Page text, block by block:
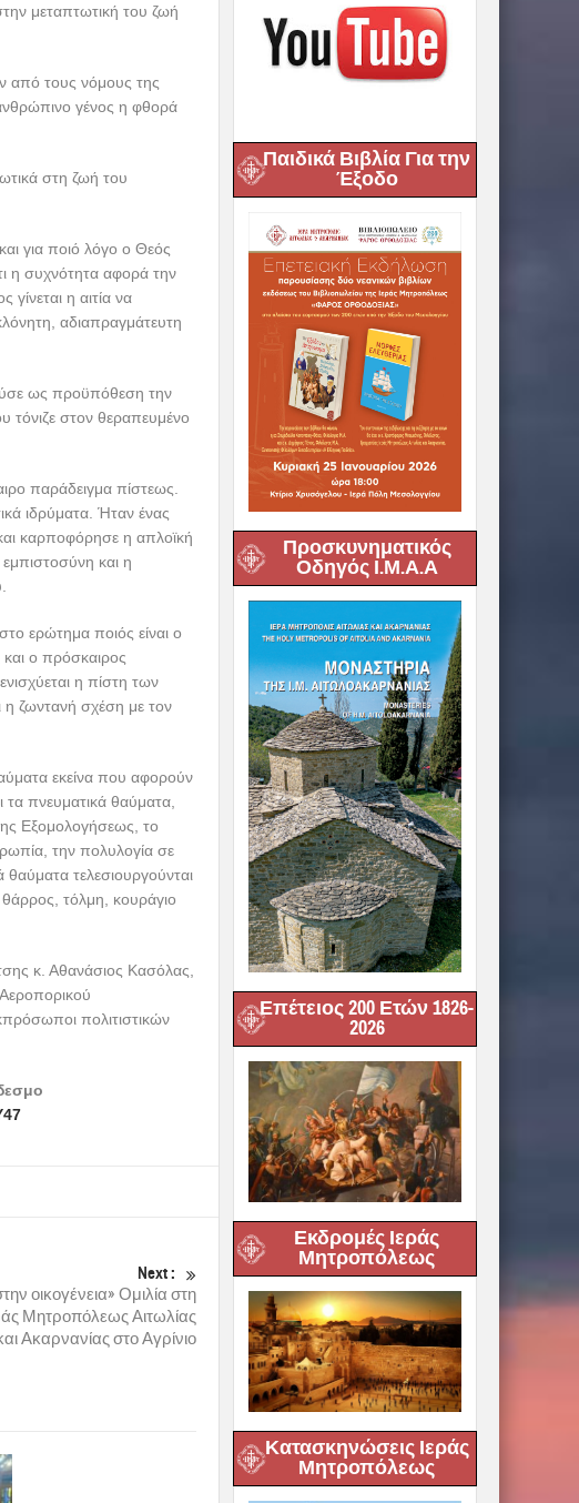
μεταπτωτική του ζωή
από τους νόμους της
γένος η φθορά
στη ζωή του
για ποιό λόγο ο Θεός
η συχνότητα αφορά την
η αιτία να
αδιαπραγμάτευτη
ως προϋπόθεση την
τόνιζε στον θεραπευμένο
παράδειγμα πίστεως.
ιδρύματα. Ήταν ένας
καρποφόρησε η απλοϊκή
και η
ερώτημα ποιός είναι ο
και ο πρόσκαιρος
η πίστη των
η ζωντανή σχέση με τον
εκείνα που αφορούν
πνευματικά θαύματα,
Εξομολογήσεως, το
την πολυλογία σε
τελεσιουργούνται
τόλμη, κουράγιο
κ. Αθανάσιος Κασόλας,
πολιτιστικών
Next :
οικογένεια» Ομιλία στη
Μητροπόλεως Αιτωλίας
Ακαρνανίας στο Αγρίνιο
Παιδικά Βιβλία Για την
Έξοδο
Προσκυνηματικός
Οδηγός Ι.Μ.Α.Α
Επέτειος 200 Ετών 1826-
2026
Εκδρομές Ιεράς
Μητροπόλεως
Κατασκηνώσεις Ιεράς
Μητροπόλεως